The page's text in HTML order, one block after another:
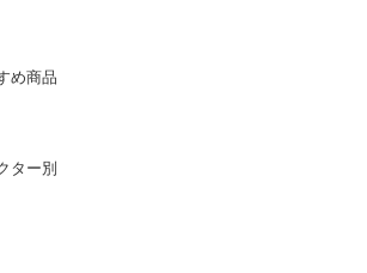
め商品
ター別